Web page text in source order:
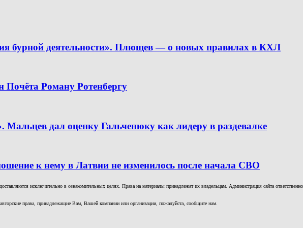
бурной деятельности». Плющев — о новых правилах в КХЛ
Роману Ротенбергу
Мальцев дал оценку Гальченюку как лидеру в раздевалке
к нему в Латвии не изменилось после начала СВО
исключительно в ознакомительных целях. Права на материалы принадлежат их владельцам. Администрация сайта
права, принадлежащие Вам, Вашей компании или организации, пожалуйста, сообщите нам.